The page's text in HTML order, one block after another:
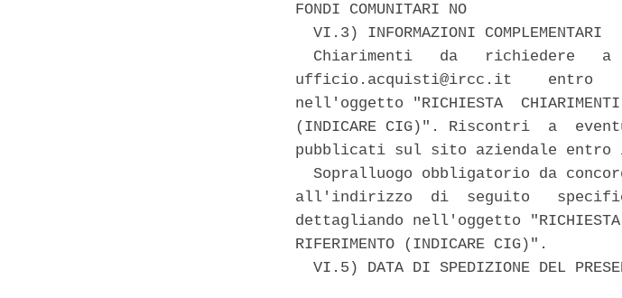
FONDI COMUNITARI NO
  VI.3) INFORMAZIONI COMPLEMENTARI
Chiarimenti   da   richiedere   a
ufficio.acquisti@ircc.it    entro
nell'oggetto "RICHIESTA  CHIARIMENTI
(INDICARE CIG)". Riscontri  a
pubblicati sul sito aziendale entro
Sopralluogo obbligatorio da
all'indirizzo  di  seguito
dettagliando nell'oggetto "RICHIESTA
RIFERIMENTO (INDICARE CIG)".
VI.5) DATA DI SPEDIZIONE DEL